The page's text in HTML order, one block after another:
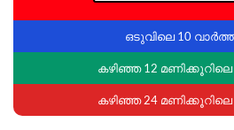
ഒടുവിലെ 10
കഴിഞ്ഞ 12
കഴിഞ്ഞ 24